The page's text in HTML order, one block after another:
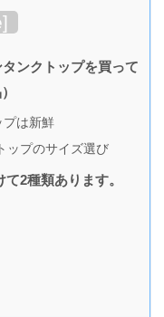
]
ンクトップを買って
プは新鮮
ップのサイズ選び
2種類あります。